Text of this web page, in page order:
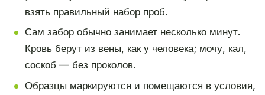
взять правильный набор проб.
Сам забор обычно занимает несколько минут.
Кровь берут из вены, как у человека; мочу, кал,
соскоб — без проколов.
Образцы маркируются и помещаются в условия,